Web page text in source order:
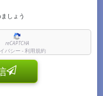
しょう
reCAPTCHA
バシー - 利用規約